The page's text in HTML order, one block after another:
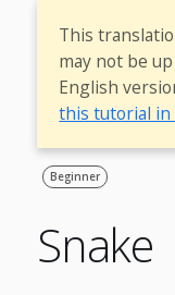
This
may not be
English
this tutorial in
Beginner
Snake